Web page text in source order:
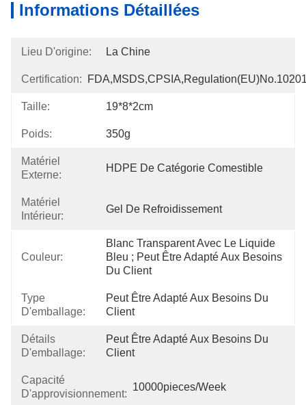
Informations Détaillées
Lieu D'origine: La Chine
Certification:
Taille: 19*8*2cm
Poids: 350g
Matériel
Externe:
HDPE De Catégorie Comestible
Matériel
Intérieur:
Gel De Refroidissement
Couleur:
Blanc Transparent Avec Le Liquide
Bleu ; Peut Être Adapté Aux Besoins
Du Client
Type
D'emballage:
Peut Être Adapté Aux Besoins Du
Client
Détails
D'emballage:
Peut Être Adapté Aux Besoins Du
Client
Capacité
D'approvisionnement:
10000pieces/week